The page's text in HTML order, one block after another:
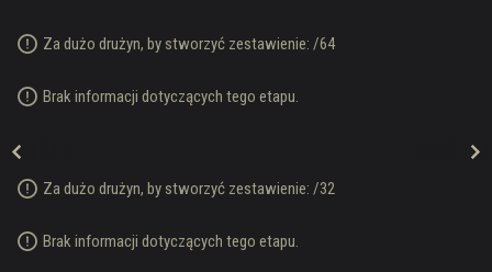
Za dużo drużyn, by stworzyć zestawienie: /64
Brak informacji dotyczących tego etapu.
Za dużo drużyn, by stworzyć zestawienie: /32
Brak informacji dotyczących tego etapu.